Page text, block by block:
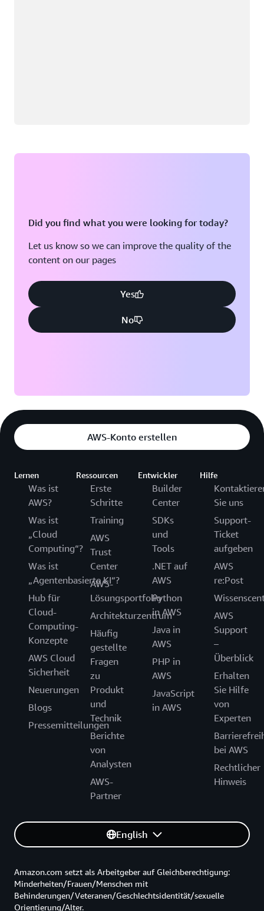
Did you find what you were looking for today?
Let us know so we can improve the quality of the
content on our pages
Yes
No
AWS-Konto erstellen
Lernen
Was ist
AWS?
Was ist
„Cloud
Computing“?
Was ist
„Agentenbasierte KI“?
Hub für
Cloud-
Computing-
Konzepte
AWS Cloud
Sicherheit
Neuerungen
Blogs
Pressemitteilungen
Ressourcen
Erste
Schritte
Training
AWS
Trust
Center
AWS-
Lösungsportfolio
Architekturzentrum
Häufig
gestellte
Fragen
zu
Produkt
und
Technik
Berichte
von
Analysten
AWS-
Partner
Entwickler
Builder
Center
SDKs
und
Tools
.NET auf
AWS
Python
in AWS
Java in
AWS
PHP in
AWS
JavaScript
in AWS
Hilfe
Sie uns
Support-
Ticket
aufgeben
AWS
re:Post
AWS
Support
–
Überblick
Erhalten
Sie Hilfe
von
Experten
bei AWS
Rechtlicher
Hinweis
English
Amazon.com setzt als Arbeitgeber auf Gleichberechtigung:
Minderheiten/Frauen/Menschen mit
Behinderungen/Veteranen/Geschlechtsidentität/sexuelle
Orientierung/Alter.